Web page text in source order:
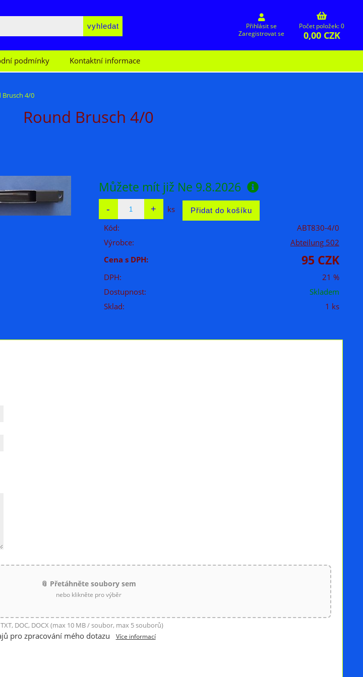
Přihlásit se
Zaregistrovat se
Počet položek: 0
0,00 CZK
podmínky Kontaktní informace
Brusch 4/0
Round Brusch 4/0
Můžete mít již Ne 9.8.2026
ks
Kód:
ABT830-4/0
Výrobce:
Abteilung 502
Cena s DPH:
95 CZK
DPH:
21 %
Dostupnost:
Skladem
Sklad:
1 ks
📎 Přetáhněte soubory sem
nebo klikněte pro výběr
TXT, DOC, DOCX (max 10 MB / soubor, max 5 souborů)
pro zpracování mého dotazu Více informací